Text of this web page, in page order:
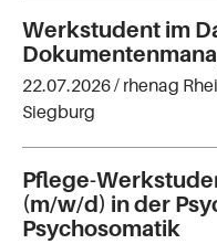
Werkstudent im
22.07.2026 / rhenag
Siegburg
Pflege-
(m/w/d) in der
Psychosomatik